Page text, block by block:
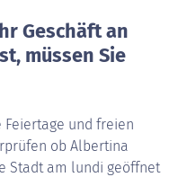
Geschäft an
müssen Sie
und freien
ob Albertina
Stadt am lundi geöffnet